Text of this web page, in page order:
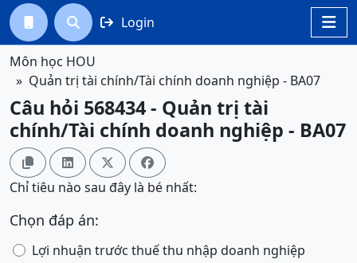

  Login
Môn học HOU
Quản trị tài chính/Tài chính doanh nghiệp - BA07
Câu hỏi 568434 - Quản trị tài
chính/Tài chính doanh nghiệp - BA07
   
Chỉ tiêu nào sau đây là bé nhất:
Chọn đáp án:
Lợi nhuận trước thuế thu nhập doanh nghiệp